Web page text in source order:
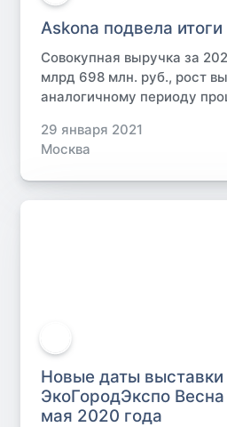
Askona подвела
Совокупная выручка за
млрд 698 млн. руб., рост
аналогичному периоду
29 января 2021
Москва
Новые даты выставки
ЭкоГородЭкспо
мая 2020 года